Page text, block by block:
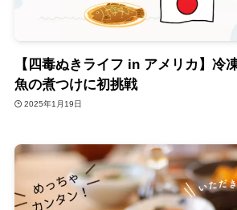
【四毒ぬきライフ in アメリカ】冷
魚の煮つけに初挑戦
2025年1月19日